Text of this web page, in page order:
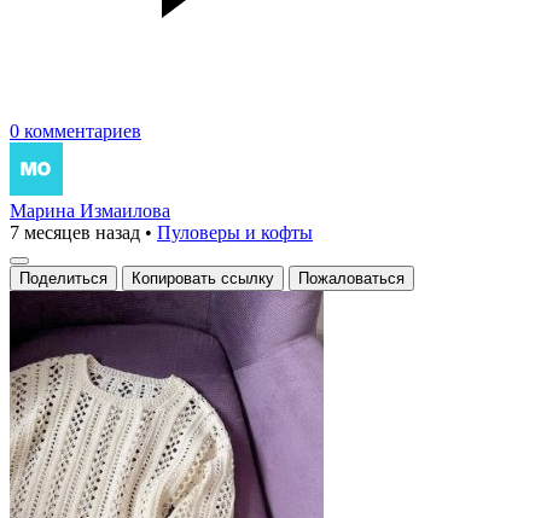
0 комментариев
Марина Измаилова
7 месяцев назад • Пуловеры и кофты
Поделиться Копировать ссылку Пожаловаться